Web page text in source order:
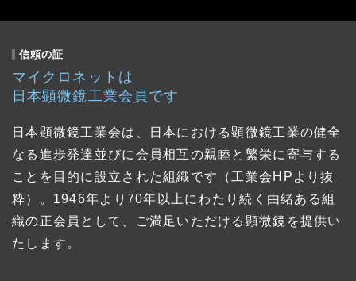
信頼の証
マイクロネットは
日本顕微鏡工業会員です
日本顕微鏡工業会は、日本における顕微鏡工業の健全
なる進歩発達並びに会員相互の親睦と繁栄に寄与する
ことを目的に設立された組織です（工業会HPより抜
粋）。1946年より70年以上にわたり続く由緒ある組
織の正会員として、ご満足いただける顕微鏡を提供い
たします。